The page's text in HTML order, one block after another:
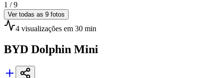
1 /9
Ver todas as 9 fotos
4 visualizações em 30 min
BYD Dolphin Mini